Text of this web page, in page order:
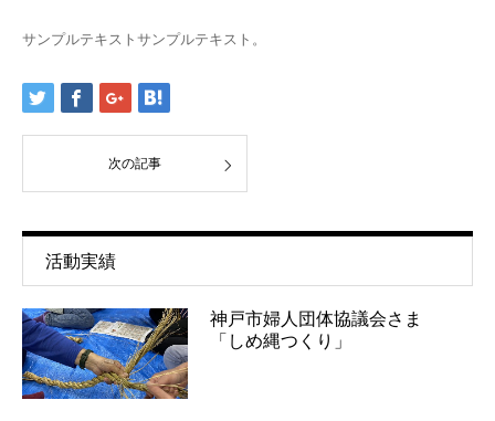
サンプルテキストサンプルテキスト。
次の記事
活動実績
神戸市婦人団体協議会さま
「しめ縄つくり」